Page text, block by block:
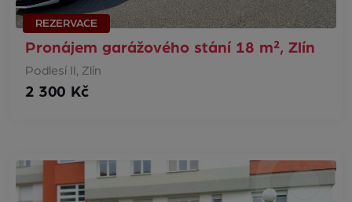
REZERVACE
Pronájem garážového stání 18 m², Zlín
Podlesí II, Zlín
2 300 Kč